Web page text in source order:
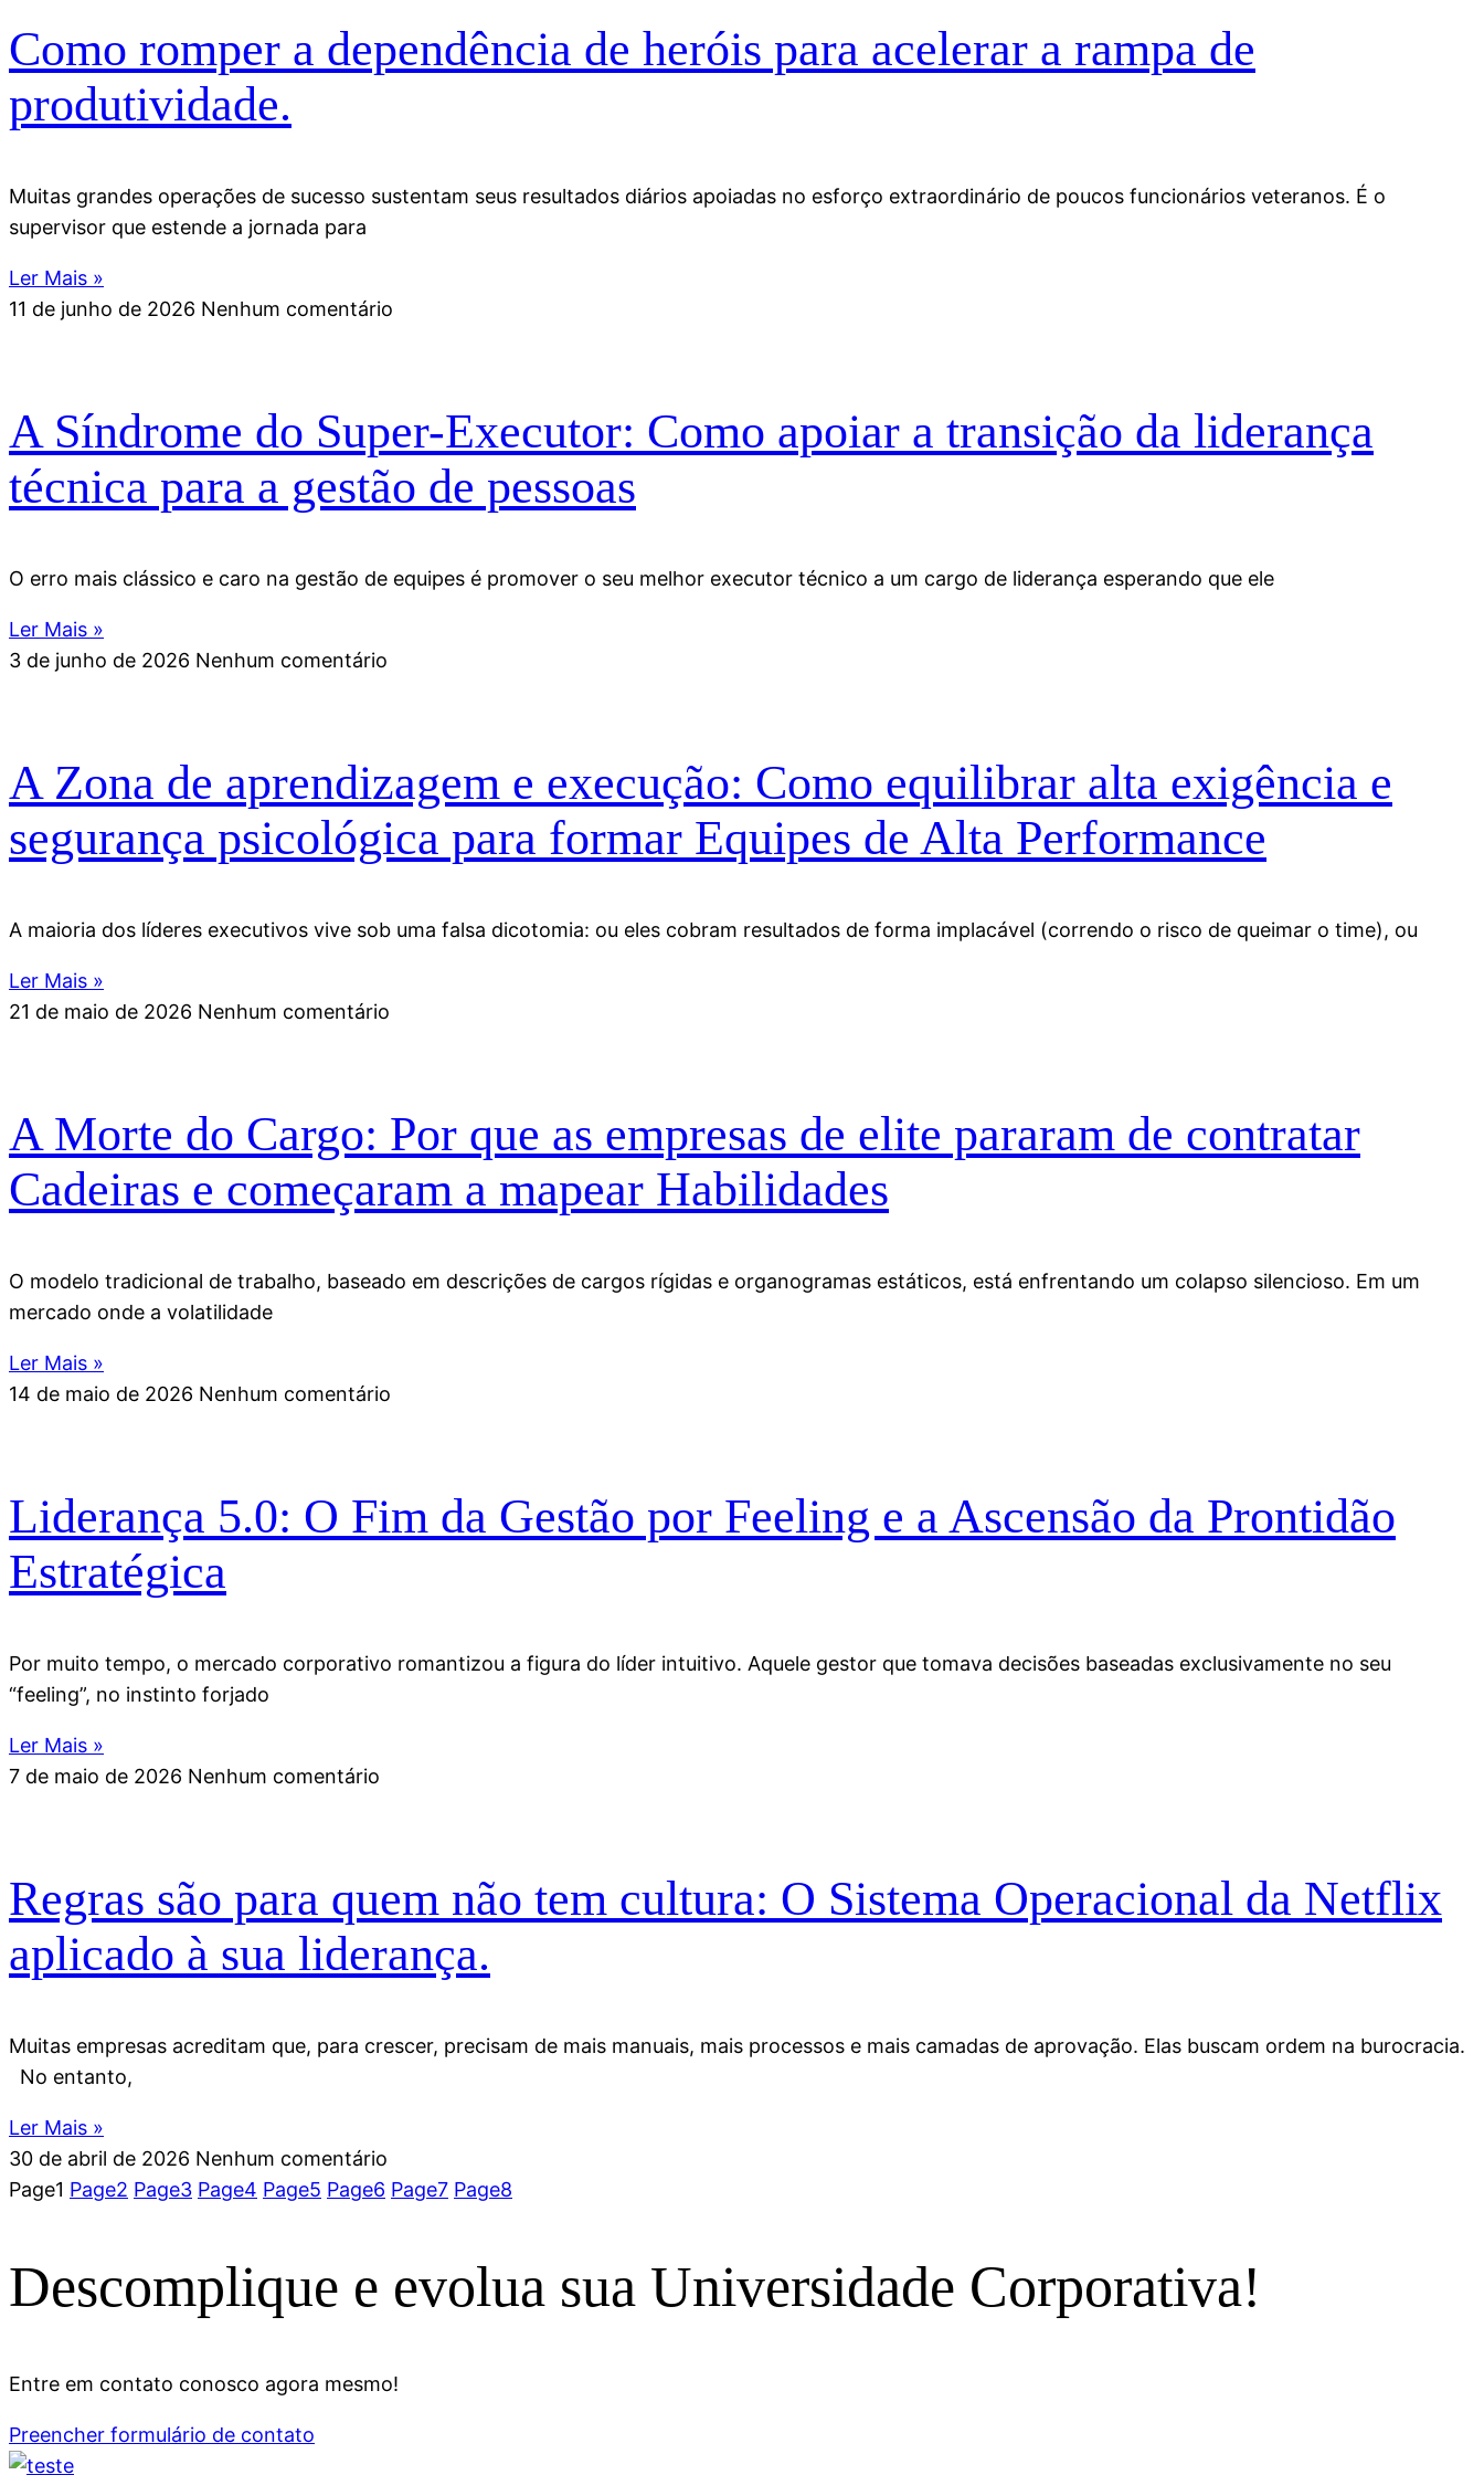
Como romper a dependência de heróis para acelerar a rampa de
produtividade.
Muitas grandes operações de sucesso sustentam seus resultados diários apoiadas no esforço extraordinário de poucos funcionários veteranos. É o
supervisor que estende a jornada para
Ler Mais »
11 de junho de 2026 Nenhum comentário
A Síndrome do Super-Executor: Como apoiar a transição da liderança
técnica para a gestão de pessoas
O erro mais clássico e caro na gestão de equipes é promover o seu melhor executor técnico a um cargo de liderança esperando que ele
Ler Mais »
3 de junho de 2026 Nenhum comentário
A Zona de aprendizagem e execução: Como equilibrar alta exigência e
segurança psicológica para formar Equipes de Alta Performance
A maioria dos líderes executivos vive sob uma falsa dicotomia: ou eles cobram resultados de forma implacável (correndo o risco de queimar o time), ou
Ler Mais »
21 de maio de 2026 Nenhum comentário
A Morte do Cargo: Por que as empresas de elite pararam de contratar
Cadeiras e começaram a mapear Habilidades
O modelo tradicional de trabalho, baseado em descrições de cargos rígidas e organogramas estáticos, está enfrentando um colapso silencioso. Em um
mercado onde a volatilidade
Ler Mais »
14 de maio de 2026 Nenhum comentário
Liderança 5.0: O Fim da Gestão por Feeling e a Ascensão da Prontidão
Estratégica
Por muito tempo, o mercado corporativo romantizou a figura do líder intuitivo. Aquele gestor que tomava decisões baseadas exclusivamente no seu
“feeling”, no instinto forjado
Ler Mais »
7 de maio de 2026 Nenhum comentário
Regras são para quem não tem cultura: O Sistema Operacional da Netflix
aplicado à sua liderança.
Muitas empresas acreditam que, para crescer, precisam de mais manuais, mais processos e mais camadas de aprovação. Elas buscam ordem na burocracia.
No entanto,
Ler Mais »
30 de abril de 2026 Nenhum comentário
Page1 Page2 Page3 Page4 Page5 Page6 Page7 Page8
Descomplique e evolua sua Universidade Corporativa!
Entre em contato conosco agora mesmo!
Preencher formulário de contato